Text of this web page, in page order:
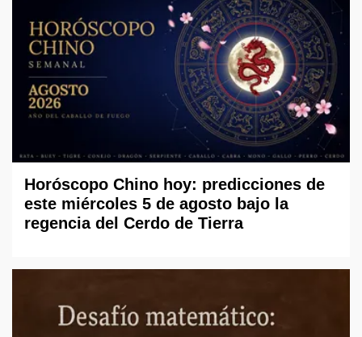
Horóscopo Chino hoy: predicciones de
este miércoles 5 de agosto bajo la
regencia del Cerdo de Tierra